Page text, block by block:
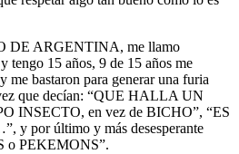
DE ARGENTINA, me llamo
tengo 15 años, 9 de 15 años me
me bastaron para generar una furia
que decían: “QUE HALLA UN
INSECTO, en vez de BICHO”, “ES
y por último y más desesperante
o PEKEMONS”.